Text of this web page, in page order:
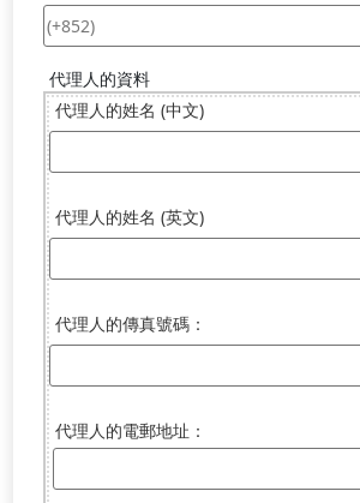
代理人的資料
代理人的姓名 (中文)
代理人的姓名 (英文)
代理人的傳真號碼：
代理人的電郵地址：